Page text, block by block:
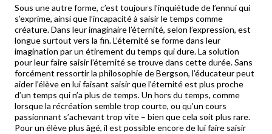
Sous une autre forme, c’est toujours l’inquiétude de l’ennui qui
s’exprime, ainsi que l’incapacité à saisir le temps comme
créature. Dans leur imaginaire l’éternité, selon l’expression, est
longue surtout vers la fin. L’éternité se forme dans leur
imagination par un étirement du temps qui dure. La solution
pour leur faire saisir l’éternité se trouve dans cette durée. Sans
forcément ressortir la philosophie de Bergson, l’éducateur peut
aider l’élève en lui faisant saisir que l’éternité est plus proche
d’un temps qui n’a plus de temps. Un hors du temps, comme
lorsque la récréation semble trop courte, ou qu’un cours
passionnant s’achevant trop vite – bien que cela soit plus rare.
Pour un élève plus âgé, il est possible encore de lui faire saisir